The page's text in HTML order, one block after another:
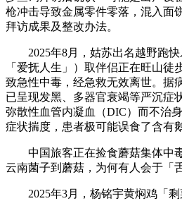
枪冲击导致金属零件零落，混入面
拜访成果及整改办法。
2025年8月，姑苏出名越野跑快
「爱抚人生」）取伴侣正在旺山徒
致急性中毒，经急救无效离世。据
已呈现发黑、多器官衰竭等严沉症
弥散性血管内凝血（DIC）而不治
症状揣度，患者极可能误食了含有
中国旅客正在捡食蘑菇集体中
云南菌子到蘑菇，为何有人会于「
2025年3月，杨铭宇黄焖鸡「剩